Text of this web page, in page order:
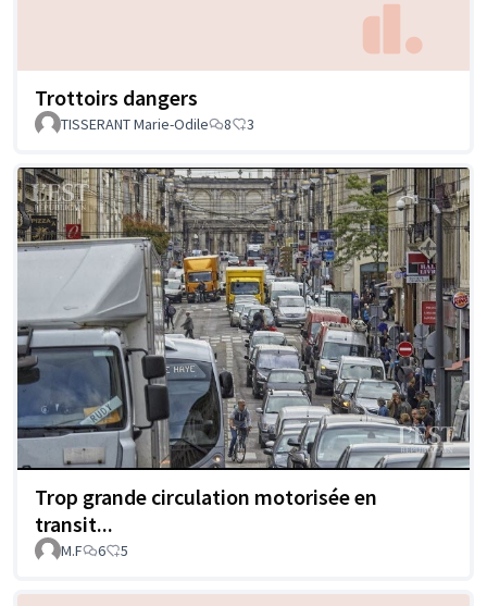
Trottoirs dangers
TISSERANT Marie-Odile 8 3
Trop grande circulation motorisée en
transit...
M.F 6 5